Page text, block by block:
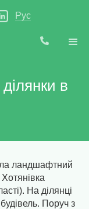
Рус
в
ландшафтний
На ділянці
Поруч з